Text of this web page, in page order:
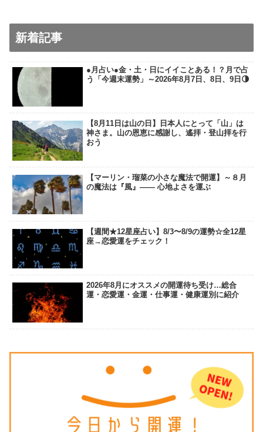
新着記事
●月占い●金・土・日にイイことある！？月で占
う「今週末運勢」～2026年8月7日、8日、9日🌗
【8月11日は山の日】日本人にとって「山」は
神さま。山の恩恵に感謝し、遙拝・登山拝を行
おう
【マーリン・瑠菜の小さな魔法で開運】～８月
の魔法は『風』―― 心地よさを運ぶ
【週間★12星座占い】8/3〜8/9の運勢☆全12星
座→恋愛運をチェック！
2026年8月にオススメの開運待ち受け…総合
運・恋愛運・金運・仕事運・健康運別に紹介